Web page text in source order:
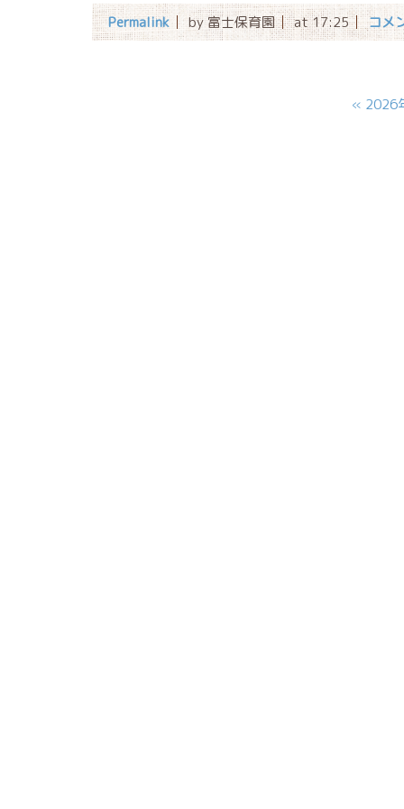
Permalink by 富士保育園 at 17:25 コメ
« 2026